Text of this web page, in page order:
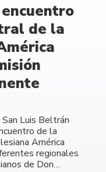
de la
Luis Beltrán
de la
América
regionales
de Don…